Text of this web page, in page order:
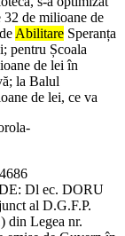
32 de milioane de
Abilitare Speranța
pentru Școala
de lei în
la Balul
de lei, ce va
Dl ec. DORU
al D.G.F.P.
din Legea nr.